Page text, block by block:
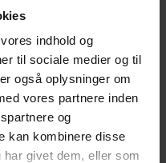
indhold og
til sociale medier og til
også oplysninger om
vores partnere inden
og
kan kombinere disse
givet dem, eller som
til kurven